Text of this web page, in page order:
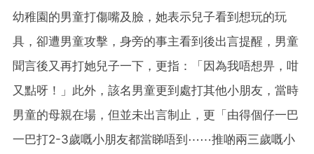
幼稚園的男童打傷嘴及臉，她表示兒子看到想玩的玩
具，卻遭男童攻擊，身旁的事主看到後出言提醒，男童
聞言後又再打她兒子一下，更指：「因為我唔想畀，咁
又點呀！」此外，該名男童更到處打其他小朋友，當時
男童的母親在場，但並未出言制止，更「由得個仔一巴
一巴打2-3歲嘅小朋友都當睇唔到⋯⋯推啲兩三歲嘅小